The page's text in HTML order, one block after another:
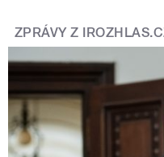
ZPRÁVY Z